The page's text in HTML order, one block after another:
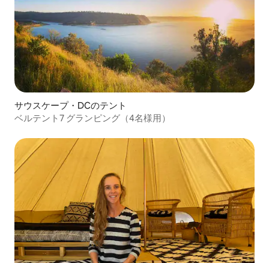
サウスケープ・DCのテント
ベルテント7 グランピング（4名様用）